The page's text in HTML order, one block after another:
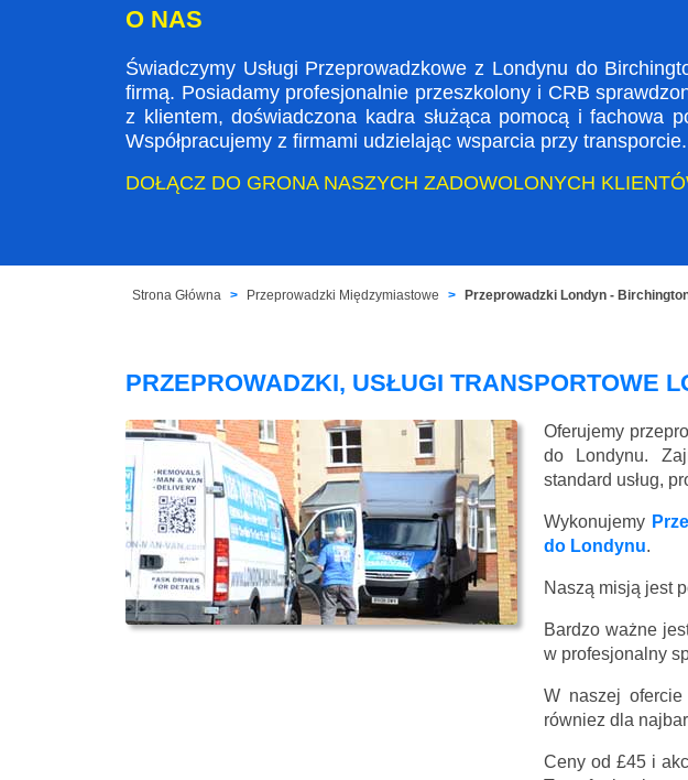
O NAS
Świadczymy Usługi Przeprowadzkowe z Londynu do
firmą. Posiadamy profesjonalnie przeszkolony i CRB
z klientem, doświadczona kadra służąca pomocą i fachowa
Współpracujemy z firmami udzielając wsparcia przy
DOŁĄCZ DO GRONA NASZYCH ZADOWOLONYCH
Strona Główna Przeprowadzki Międzymiastowe Przeprowadzki Londyn -
PRZEPROWADZKI, USŁUGI TRANSPORTOWE
Oferujemy
do Londynu.
standard usług,
Wykonujemy
do Londynu.
Naszą misją jest
Bardzo ważne
w profesjonalny
W naszej
równiez dla
Ceny od £45 i